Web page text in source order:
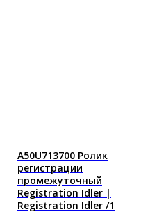
A50U713700 Ролик
регистрации
промежуточный
Registration Idler |
Registration Idler /1